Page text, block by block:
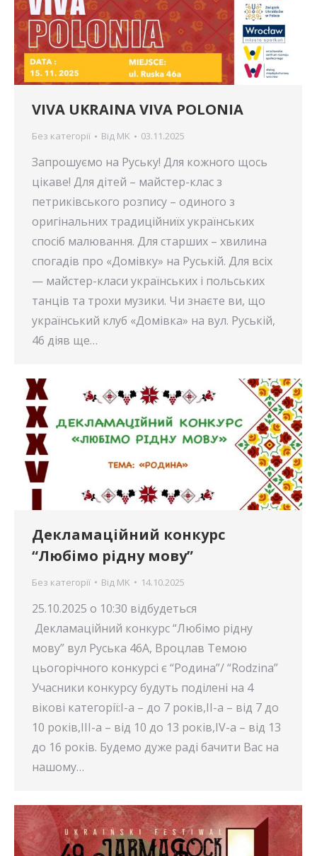
VIVA UKRAINA VIVA POLONIA
Без категорії Від MK 03.11.2025
Запрошуємо на Руську! Для кожного щось
цікаве! Для дітей – майстер-клас з
петриківського розпису – одиного з
оригінальних традиційниїх українських
спосіб малювання. Для старших – хвилина
спогадів про «Домівку» на Руській. Для всіх
— майстер-класи українських і польських
танців та трохи музики. Чи знаєте ви, що
український клуб «Домівка» на вул. Руській,
46 діяв ще…
Декламаційний конкурс
“Любімо рідну мову”
Без категорії Від MK 14.10.2025
25.10.2025 о 10:30 відбудеться
Декламаційний конкурс “Любімо рідну
мову” вул Руська 46А, Вроцлав Темою
цьогорічного конкурсі є “Родина”/ “Rodzina”
Учасники конкурсу будуть поділені на 4
вікові категорії:І-а – до 7 років,ІІ-а – від 7 до
10 років,ІІІ-а – від 10 до 13 років,ІV-а – від 13
до 16 років. Будемо дуже раді бачити Вас на
нашому…